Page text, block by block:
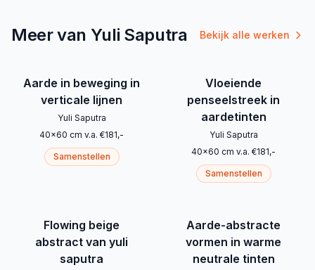
Meer van Yuli Saputra Bekijk alle werken
Aarde in beweging in
verticale lijnen
Yuli Saputra
40x60 cm v.a. €181,-
Samenstellen
Vloeiende
penseelstreek in
aardetinten
Yuli Saputra
40x60 cm v.a. €181,-
Samenstellen
Flowing beige
abstract van yuli
saputra
Aarde-abstracte
vormen in warme
neutrale tinten